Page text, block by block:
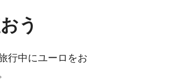
う
行中にユーロをお